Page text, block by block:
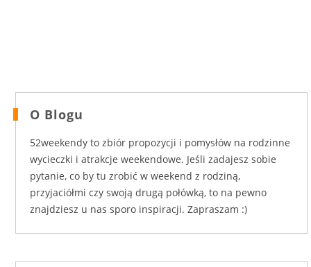
O Blogu
52weekendy to zbiór propozycji i pomysłów na rodzinne
wycieczki i atrakcje weekendowe. Jeśli zadajesz sobie
pytanie, co by tu zrobić w weekend z rodziną,
przyjaciółmi czy swoją drugą połówką, to na pewno
znajdziesz u nas sporo inspiracji. Zapraszam :)